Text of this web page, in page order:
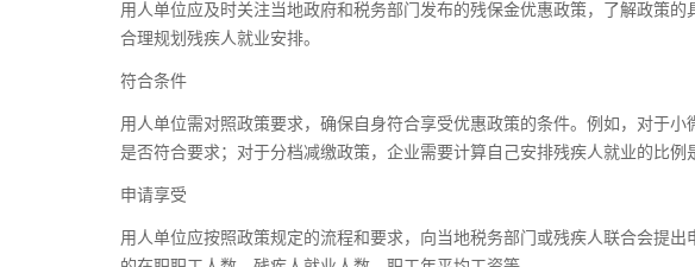
用人单位应及时关注当地政府和税务部门发布的残保金优惠政策，了解政策的
合理规划残疾人就业安排。
符合条件
用人单位需对照政策要求，确保自身符合享受优惠政策的条件。例如，对于
是否符合要求；对于分档减缴政策，企业需要计算自己安排残疾人就业的比例
申请享受
用人单位应按照政策规定的流程和要求，向当地税务部门或残疾人联合会提